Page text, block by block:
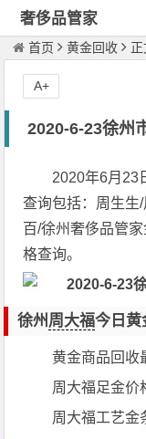
奢侈品管家
首页 黄金回收
2020-6-23徐州
A+
2020年6月23
查询包括：周生生
百/徐州奢侈品管
格查询。
徐州 周大福今日黄
黄金商品回收
周大福足金价
周大福工艺金